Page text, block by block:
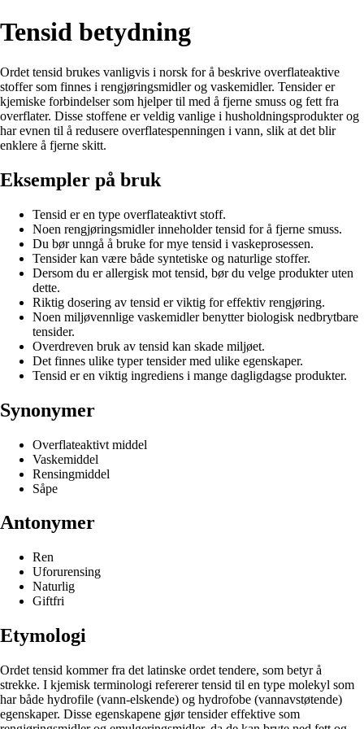
Tensid betydning
Ordet tensid brukes vanligvis i norsk for å beskrive overflateaktive
stoffer som finnes i rengjøringsmidler og vaskemidler. Tensider er
kjemiske forbindelser som hjelper til med å fjerne smuss og fett fra
overflater. Disse stoffene er veldig vanlige i husholdningsprodukter og
har evnen til å redusere overflate­spenningen i vann, slik at det blir
enklere å fjerne skitt.
Eksempler på bruk
Tensid er en type overflateaktivt stoff.
Noen rengjøringsmidler inneholder tensid for å fjerne smuss.
Du bør unngå å bruke for mye tensid i vaskeprosessen.
Tensider kan være både syntetiske og naturlige stoffer.
Dersom du er allergisk mot tensid, bør du velge produkter uten
dette.
Riktig dosering av tensid er viktig for effektiv rengjøring.
Noen miljøvennlige vaskemidler benytter biologisk nedbrytbare
tensider.
Overdreven bruk av tensid kan skade miljøet.
Det finnes ulike typer tensider med ulike egenskaper.
Tensid er en viktig ingrediens i mange dagligdagse produkter.
Synonymer
Overflateaktivt middel
Vaskemiddel
Rensingmiddel
Såpe
Antonymer
Ren
Uforurensing
Naturlig
Giftfri
Etymologi
Ordet tensid kommer fra det latinske ordet tendere, som betyr å
strekke. I kjemisk terminologi refererer tensid til en type molekyl som
har både hydrofile (vann-elskende) og hydrofobe (vannavstøtende)
egenskaper. Disse egenskapene gjør tensider effektive som